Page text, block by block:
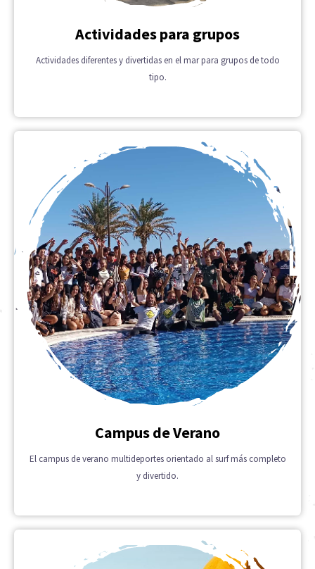
Actividades para grupos
Actividades diferentes y divertidas en el mar para grupos de todo
tipo.
Campus de Verano
El campus de verano multideportes orientado al surf más completo
y divertido.